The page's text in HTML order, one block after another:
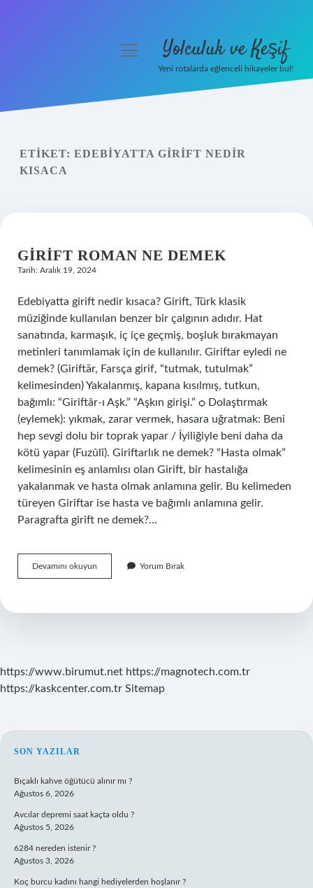
Yasal Uyarı
menüyü Yolculuk ve Keşif
Yeni rotalarda eğlenceli hikayeler bul!
ETIKET: EDEBIYATTA GIRIFT NEDIR
KISACA
GIRIFT ROMAN NE DEMEK
Tarih: Aralık 19, 2024
Edebiyatta girift nedir kısaca? Girift, Türk klasik
müziğinde kullanılan benzer bir çalgının adıdır. Hat
sanatında, karmaşık, iç içe geçmiş, boşluk bırakmayan
metinleri tanımlamak için de kullanılır. Giriftar eyledi ne
demek? (Giriftār, Farsça girif, “tutmak, tutulmak”
kelimesinden) Yakalanmış, kapana kısılmış, tutkun,
bağımlı: “Giriftâr-ı Aşk.” “Aşkın girişi.” ѻ Dolaştırmak
(eylemek): yıkmak, zarar vermek, hasara uğratmak: Beni
hep sevgi dolu bir toprak yapar / İyiliğiyle beni daha da
kötü yapar (Fuzûlî). Giriftarlık ne demek? “Hasta olmak”
kelimesinin eş anlamlısı olan Girift, bir hastalığa
yakalanmak ve hasta olmak anlamına gelir. Bu kelimeden
türeyen Giriftar ise hasta ve bağımlı anlamına gelir.
Paragrafta girift ne demek?…
Devamını okuyun
Roman
Yorum Bırak
https://www.birumut.net https://magnotech.com.tr
https://kaskcenter.com.tr Sitemap
SIDEBAR
SON YAZILAR
Bıçaklı kahve öğütücü alınır mı ?
Ağustos 6, 2026
Avcılar depremi saat kaçta oldu ?
Ağustos 5, 2026
6284 nereden istenir ?
Ağustos 3, 2026
Koç burcu kadını hangi hediyelerden hoşlanır ?